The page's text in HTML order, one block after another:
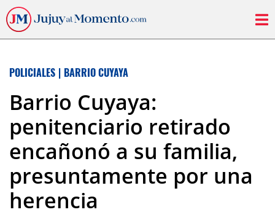
POLICIALES | BARRIO CUYAYA
Barrio Cuyaya:
penitenciario retirado
encañonó a su familia,
presuntamente por una
herencia